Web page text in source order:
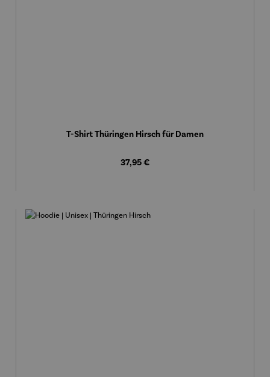
T-Shirt Thüringen Hirsch für Damen
Regulärer Preis:
37,95 €